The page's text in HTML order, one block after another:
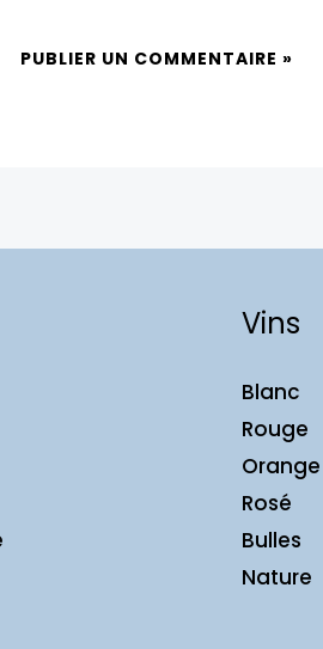
Vins
Blanc
Rouge
Orange
Rosé
Bulles
Nature